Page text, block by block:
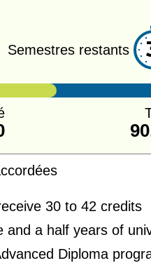
Semestres restants
30 to 42 credits
and a half years of
Diploma